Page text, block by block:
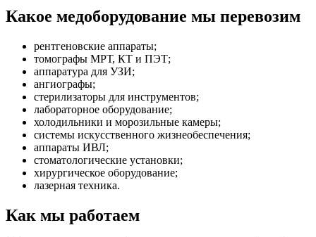
Какое медоборудование мы перевозим
рентгеновские аппараты;
томографы МРТ, КТ и ПЭТ;
аппаратура для УЗИ;
ангиографы;
стерилизаторы для инструментов;
лабораторное оборудование;
холодильники и морозильные камеры;
системы искусственного жизнеобеспечения;
аппараты ИВЛ;
стоматологические установки;
хирургическое оборудование;
лазерная техника.
Как мы работаем